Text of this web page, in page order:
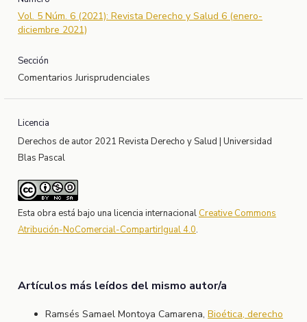
Vol. 5 Núm. 6 (2021): Revista Derecho y Salud 6 (enero-
diciembre 2021)
Sección
Comentarios Jurisprudenciales
Licencia
Derechos de autor 2021 Revista Derecho y Salud | Universidad
Blas Pascal
Esta obra está bajo una licencia internacional Creative Commons
Atribución-NoComercial-CompartirIgual 4.0.
Artículos más leídos del mismo autor/a
Ramsés Samael Montoya Camarena, Bioética, derecho